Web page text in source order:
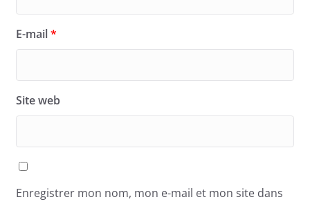
E-mail*
Site web
Enregistrer mon nom, mon e-mail et mon site dans